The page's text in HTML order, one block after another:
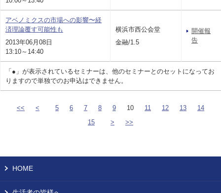
「●」が表示されているセミナーは、他のセミナーとのセットになってお
りますので単独でのお申込はできません。
アベノミクスの市場への影響〜経
済理論覆す可能性も
2013年06月08日
13:10～14:40
横浜市西公会堂
金融/1.5
開催報
告
<< < 5 6 7 8 9 10 11 12 13
14
15
> >>
HOME